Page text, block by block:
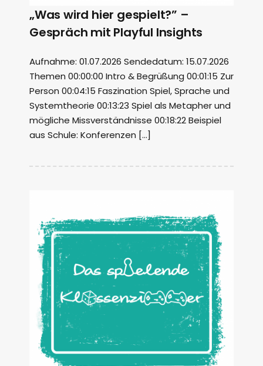
„Was wird hier gespielt?” –
Gespräch mit Playful Insights
Aufnahme: 01.07.2026 Sendedatum: 15.07.2026
Themen 00:00:00 Intro & Begrüßung 00:01:15 Zur
Person 00:04:15 Faszination Spiel, Sprache und
Systemtheorie 00:13:23 Spiel als Metapher und
mögliche Missverständnisse 00:18:22 Beispiel
aus Schule: Konferenzen […]